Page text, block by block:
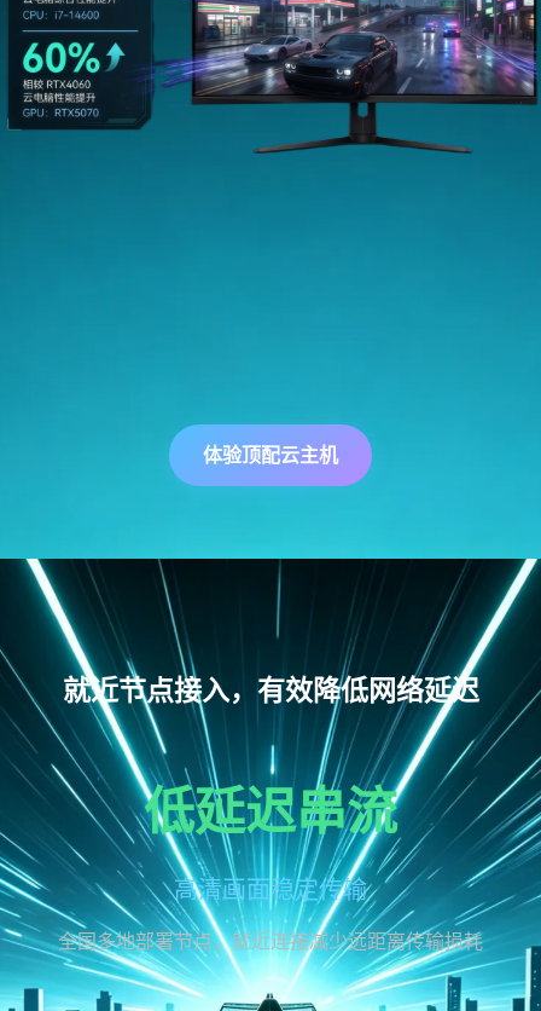
体验顶配云主机
就近节点接入，有效降低网络延迟
低延迟串流
高清画面稳定传输
全国多地部署节点，就近连接减少远距离传输损耗